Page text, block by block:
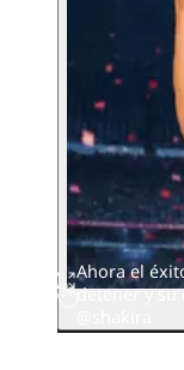
Ahora el
detener y su